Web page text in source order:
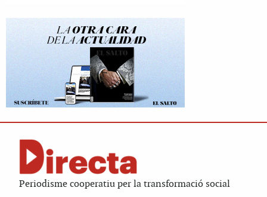
Periodisme cooperatiu per la transformació social